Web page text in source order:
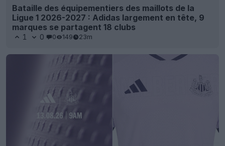
Bataille des équipementiers des maillots de la
Ligue 1 2026-2027 : Adidas largement en tête, 9
marques se partagent 18 clubs
1 0 0 149 23m